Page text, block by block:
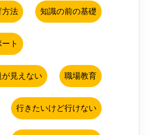
方法 知識の前の基礎
ト
見えない 職場教育
行きたいけど行けない